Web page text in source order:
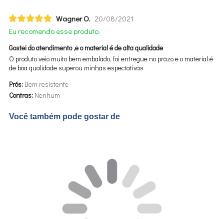
Wagner O. 20/08/2021
Eu recomendo esse produto.
Gostei do atendimento ,e o material é de alta qualidade
O produto veio muito bem embalado, foi entregue no prazo e o material é
de boa qualidade superou minhas espectativas
Prós: Bem resistente
Contras: Nenhum
Você também pode gostar de